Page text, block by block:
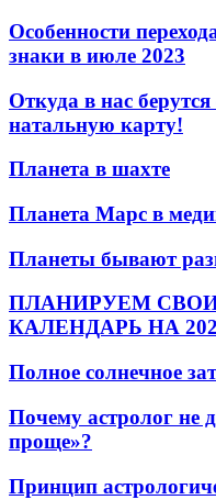
Особенности
знаки в июле 2023
Откуда в нас
натальную карту!
Планета в шахте
Планета Марс в
Планеты бывают
ПЛАНИРУЕМ
КАЛЕНДАРЬ НА
Полное солнечное
Почему астролог не
проще»?
Принцип